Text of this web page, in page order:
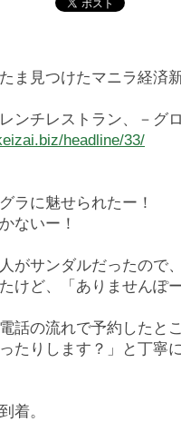
ま見つけたマニラ経済
ンチレストラン、－グ
headline/33/
ラに魅せられたー！
ないー！
がサンダルだったので
けど、「ありませんぽ
話の流れで予約したと
たりします？」と丁寧
着。